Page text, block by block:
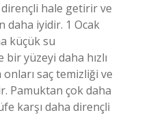
hale getirir ve
daha iyidir. 1 Ocak
küçük su
bir yüzeyi daha hızlı
saç temizliği ve
Pamuktan çok daha
karşı daha dirençli